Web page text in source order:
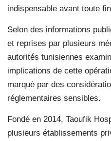
indispensable avant toute
Selon des informations
et reprises par plusieurs
autorités tunisiennes
implications de cette
marqué par des
réglementaires sensibles.
Fondé en 2014, Taoufik
plusieurs établissements